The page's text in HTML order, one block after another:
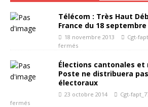
Télécom : Très Haut
France du 18 septembre
18 novembre 2013 Cgt-
fermés
Élections cantonales et
Poste ne distribuera
électoraux
23 octobre 2014 Cgt-
fermés